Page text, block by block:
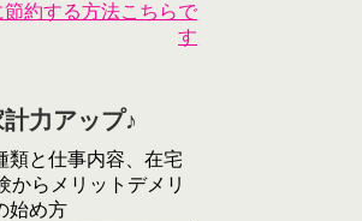
約する方法こちらで
す
力アップ♪
類と仕事内容、在宅
からメリットデメリ
始め方